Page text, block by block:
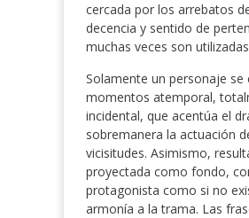
cercada por los arrebatos
decencia y sentido de
muchas veces son
Solamente un personaje
momentos atemporal,
incidental, que acentúa el
sobremanera la actuación
vicisitudes. Asimismo,
proyectada como fondo,
protagonista como si no
armonía a la trama. Las